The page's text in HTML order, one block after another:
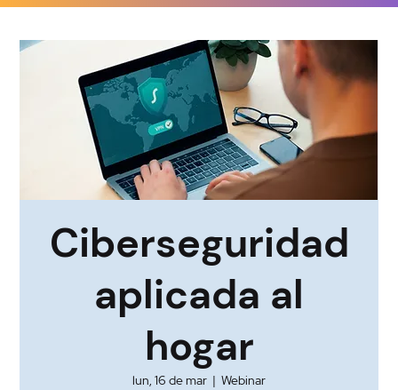
Ciberseguridad
aplicada al
hogar
lun, 16 de mar
  |
Webinar